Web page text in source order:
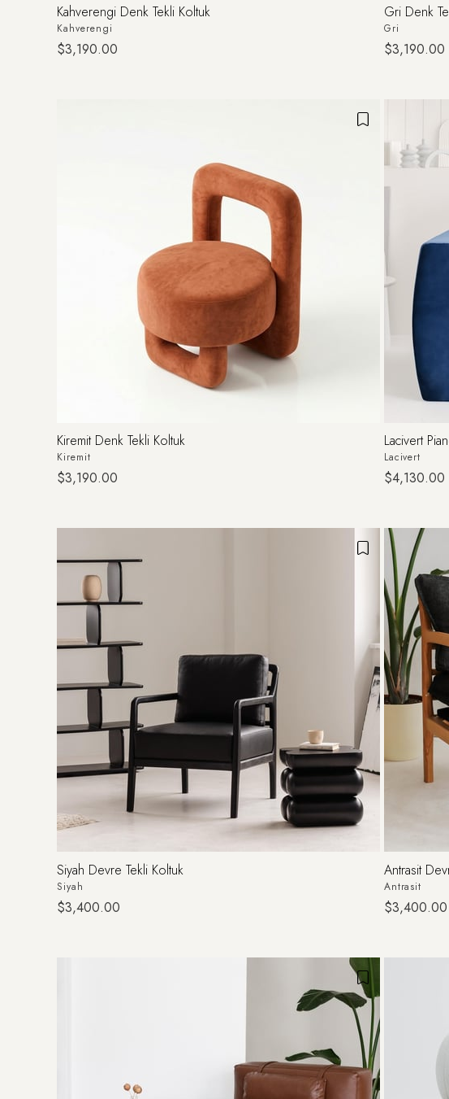
Kahverengi Denk Tekli Koltuk
Kahverengi
$3,190.00
Gri Denk
Gri
$3,190.00
Kiremit Denk Tekli Koltuk
Kiremit
$3,190.00
Lacivert
Lacivert
$4,130.00
Siyah Devre Tekli Koltuk
Siyah
$3,400.00
Antrasit
Antrasit
$3,400.00